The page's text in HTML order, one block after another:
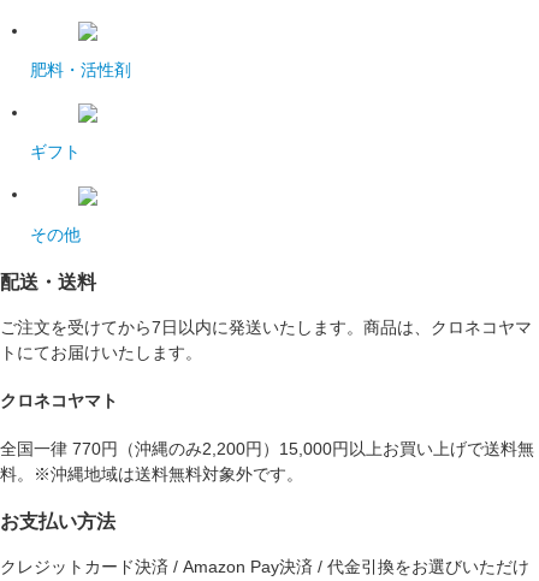
肥料・活性剤
ギフト
その他
配送・送料
ご注文を受けてから7日以内に発送いたします。商品は、クロネコヤマ
トにてお届けいたします。
クロネコヤマト
全国一律 770円（沖縄のみ2,200円）15,000円以上お買い上げで送料無
料。※沖縄地域は送料無料対象外です。
お支払い方法
クレジットカード決済 / Amazon Pay決済 / 代金引換をお選びいただけ